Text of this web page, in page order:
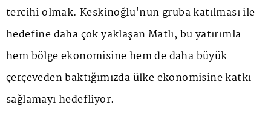
tercihi olmak. Keskinoğlu'nun gruba katılması ile
hedefine daha çok yaklaşan Matlı, bu yatırımla
hem bölge ekonomisine hem de daha büyük
çerçeveden baktığımızda ülke ekonomisine katkı
sağlamayı hedefliyor.